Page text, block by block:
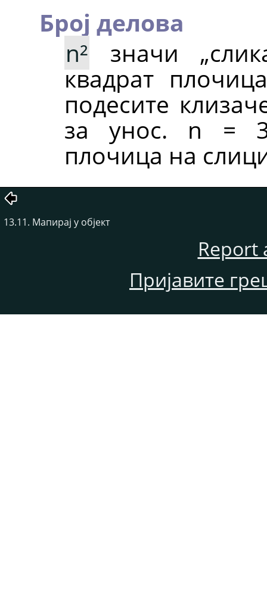
Број делова
n² значи „
квадрат
подесите
за унос. n = 3
плочица на
13.11. Мапирај у објект
Report
Пријавите